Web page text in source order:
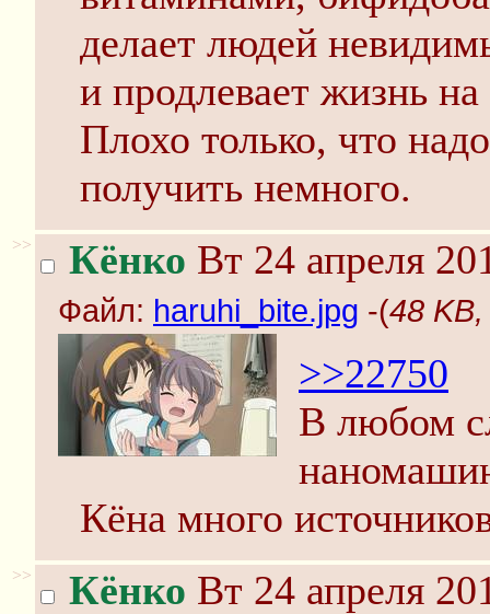
делает людей
и продлевает жизнь на
Плохо только, что
получить немного.
>> Кёнко Вт 24 апреля
Файл: haruhi_bite.jpg -(48
>>22750
В любом
Кёна много
>> Кёнко Вт 24 апреля